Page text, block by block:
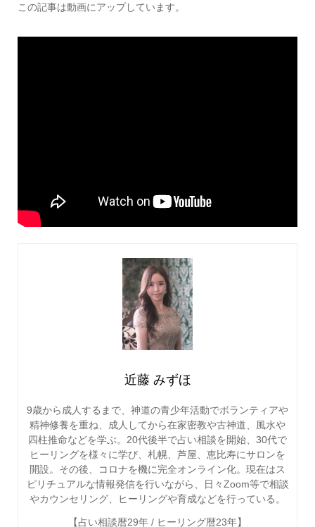
この記事は動画にアップしています。
近藤 みずほ
9歳から成人するまで、神道の青少年活動でボランティアや
精神修養を重ね、成人してから在家密教や古神道、風水や
四柱推命などを学ぶ。20代後半で占い相談を開始、30代で
ヒーリングを様々に学び、札幌、芦屋、恵比寿にサロンを
開設。その後、コロナを機に完全オンライン化。現在はス
ピリチュアルな情報発信を行いながら、日々Zoom等で相談
やカウンセリング、ヒーリングや育成などを行っている。
【占い相談暦29年 / ヒーリング暦23年】